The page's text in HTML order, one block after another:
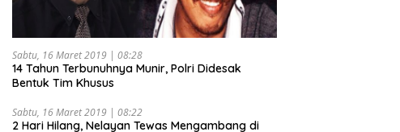
Sabtu, 16 Maret 2019 | 08:28
14 Tahun Terbunuhnya Munir, Polri Didesak
Bentuk Tim Khusus
Sabtu, 16 Maret 2019 | 08:22
2 Hari Hilang, Nelayan Tewas Mengambang di